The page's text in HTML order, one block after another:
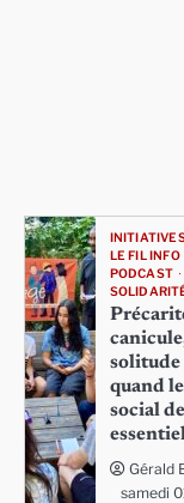
LE FIL INFO
PODCAST
solitude
quand
social
Gérald
samedi